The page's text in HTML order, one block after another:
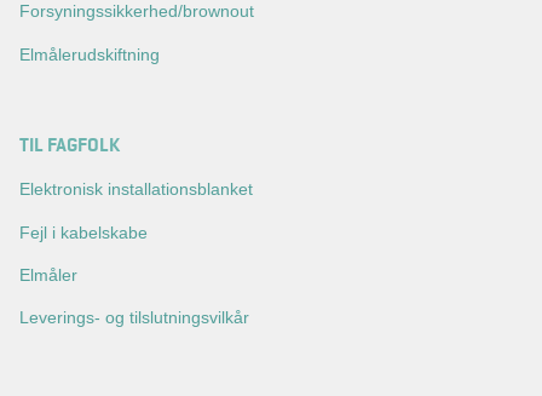
Forsyningssikkerhed/brownout
Elmålerudskiftning
TIL FAGFOLK
Elektronisk installationsblanket
Fejl i kabelskabe
Elmåler
Leverings- og tilslutningsvilkår